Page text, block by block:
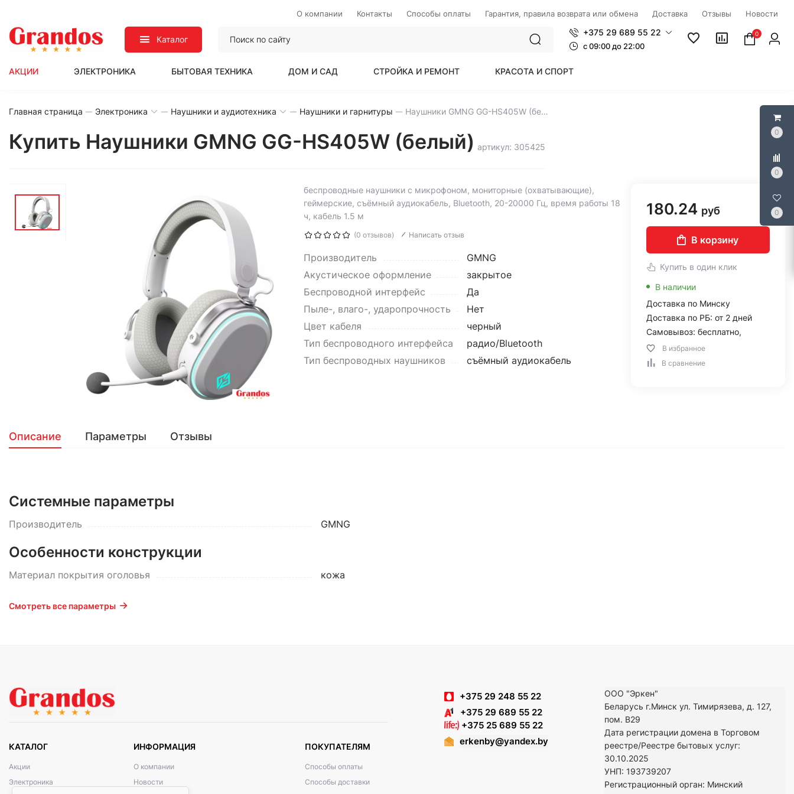
0
0
0
О компании Контакты Способы оплаты Гарантия, правила возврата или обмена Доставка Отзывы Новости
Каталог
+375 29 689 55 22
c 09:00 до 22:00
0
АКЦИИ ЭЛЕКТРОНИКА БЫТОВАЯ ТЕХНИКА ДОМ И САД СТРОЙКА И РЕМОНТ КРАСОТА И СПОРТ
Главная страница Электроника Наушники и аудиотехника Наушники и гарнитуры Наушники GMNG GG-HS405W (белый)
Купить Наушники GMNG GG-HS405W (белый) артикул: 305425
беспроводные наушники с микрофоном, мониторные (охватывающие),
геймерские, съёмный аудиокабель, Bluetooth, 20-20000 Гц, время работы 18
ч, кабель 1.5 м
(0 отзывов) Написать отзыв
Производитель
GMNG
Акустическое оформление
закрытое
Беспроводной интерфейс
Да
Пыле-, влаго-, ударопрочность
Нет
Цвет кабеля
черный
Тип беспроводного интерфейса
радио/Bluetooth
Тип беспроводных наушников
съёмный аудиокабель
180.24 руб
В корзину
Купить в один клик
В наличии
Доставка по Минску
Доставка по РБ: от 2 дней
Самовывоз: бесплатно,
В избранное
В сравнение
Описание Параметры Отзывы
Системные параметры
Производитель GMNG
Особенности конструкции
Материал покрытия оголовья кожа
Смотреть все параметры
КАТАЛОГ
Акции
Электроника
ИНФОРМАЦИЯ
О компании
Новости
ПОКУПАТЕЛЯМ
Способы оплаты
Способы доставки
+375 29 248 55 22
+375 29 689 55 22
+375 25 689 55 22
erkenby@yandex.by
ООО "Эркен"
Беларусь г.Минск ул. Тимирязева, д. 127,
пом. В29
Дата регистрации домена в Торговом
реестре/Реестре бытовых услуг:
30.10.2025
УНП: 193739207
Регистрационный орган: Минский